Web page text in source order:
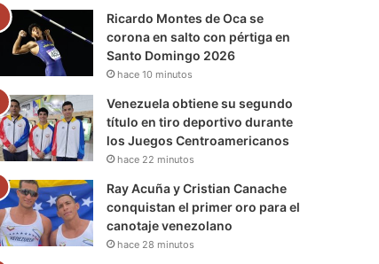
Ricardo Montes de Oca se
corona en salto con pértiga en
Santo Domingo 2026
hace 10 minutos
Venezuela obtiene su segundo
título en tiro deportivo durante
los Juegos Centroamericanos
hace 22 minutos
Ray Acuña y Cristian Canache
conquistan el primer oro para el
canotaje venezolano
hace 28 minutos